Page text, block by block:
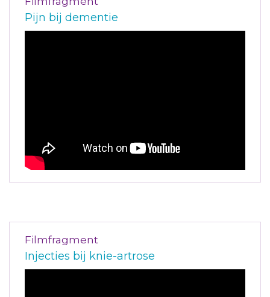
Pijn bij dementie
Filmfragment
Injecties bij knie-artrose